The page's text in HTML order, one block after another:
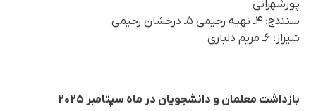
پورشهرانی
سنندج: ۴ـ نهیه رحیمی ۵ـ درخشان رحیمی
شیراز: ۶ـ مریم دلباری
بازداشت معلمان و دانشجویان در ماه سپتامبر ۲۰۲۵